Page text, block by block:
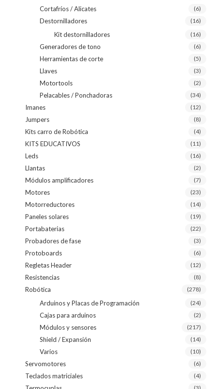
Cortafríos / Alicates (6)
Destornilladores (16)
Kit destornilladores (16)
Generadores de tono (6)
Herramientas de corte (5)
Llaves (3)
Motortools (2)
Pelacables / Ponchadoras (34)
Imanes (12)
Jumpers (8)
Kits carro de Robótica (4)
KITS EDUCATIVOS (11)
Leds (16)
Llantas (2)
Módulos amplificadores (7)
Motores (23)
Motorreductores (14)
Paneles solares (19)
Portabaterias (22)
Probadores de fase (3)
Protoboards (6)
Regletas Header (12)
Resistencias (8)
Robótica (278)
Arduinos y Placas de Programación (24)
Cajas para arduinos (2)
Módulos y sensores (217)
Shield / Expansión (14)
Varios (10)
Servomotores (6)
Teclados matriciales (4)